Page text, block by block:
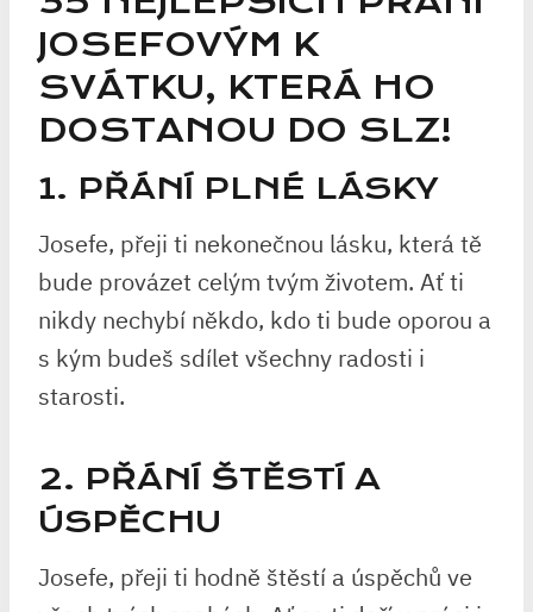
JOSEFOVÝM K
SVÁTKU, KTERÁ HO
DOSTANOU DO SLZ!
1. PŘÁNÍ PLNÉ LÁSKY
Josefe, přeji ti nekonečnou lásku, která tě
bude provázet celým tvým životem. Ať ti
nikdy nechybí někdo, kdo ti bude oporou a
s kým budeš sdílet všechny radosti i
starosti.
2. PŘÁNÍ ŠTĚSTÍ A
ÚSPĚCHU
Josefe, přeji ti hodně štěstí a úspěchů ve